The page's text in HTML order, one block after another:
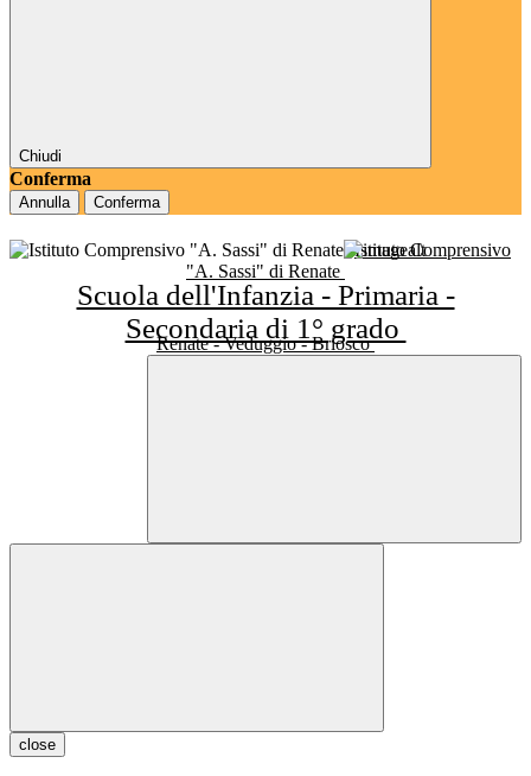
Chiudi
Conferma
Annulla Conferma
Istituto Comprensivo
"A. Sassi" di Renate
Scuola dell'Infanzia - Primaria -
Secondaria di 1° grado
Renate - Veduggio - Briosco
close